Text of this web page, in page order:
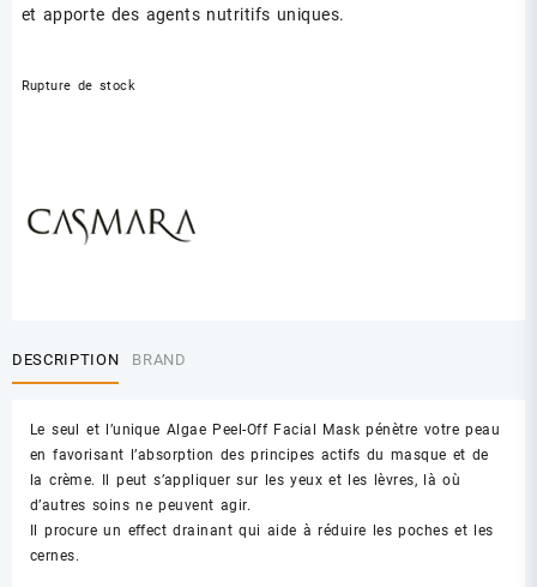
et apporte des agents nutritifs uniques.
Rupture de stock
DESCRIPTION BRAND
Le seul et l’unique Algae Peel-Off Facial Mask pénètre votre peau
en favorisant l’absorption des principes actifs du masque et de
la crème. Il peut s’appliquer sur les yeux et les lèvres, là où
d’autres soins ne peuvent agir.
Il procure un effect drainant qui aide à réduire les poches et les
cernes.